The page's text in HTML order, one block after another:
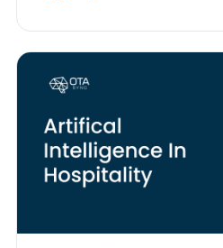
strumenti giusti, sarai sulla
un affitto vacanze di